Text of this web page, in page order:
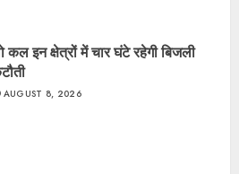
कल इन क्षेत्रों में चार घंटे रहेगी बिजली
AUGUST 8, 2026